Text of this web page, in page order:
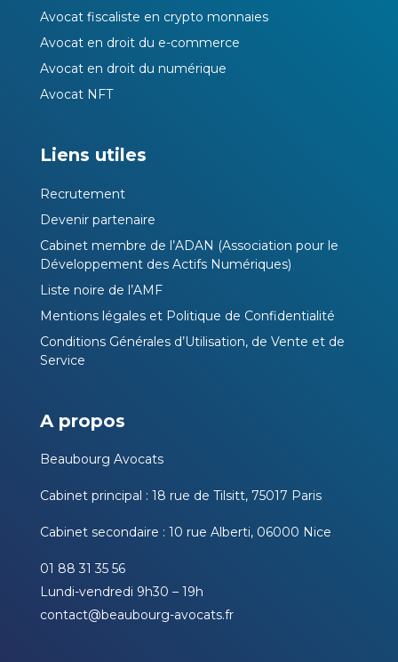
Avocat fiscaliste en crypto monnaies
Avocat en droit du e-commerce
Avocat en droit du numérique
Avocat NFT
Liens utiles
Recrutement
Devenir partenaire
Cabinet membre de l’ADAN (Association pour le
Développement des Actifs Numériques)
Liste noire de l’AMF
Mentions légales et Politique de Confidentialité
Conditions Générales d’Utilisation, de Vente et de
Service
A propos
Beaubourg Avocats
Cabinet principal : 18 rue de Tilsitt, 75017 Paris
Cabinet secondaire : 10 rue Alberti, 06000 Nice
01 88 31 35 56
Lundi-vendredi 9h30 – 19h
contact@beaubourg-avocats.fr